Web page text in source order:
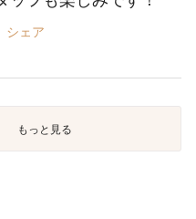
シェア
もっと見る